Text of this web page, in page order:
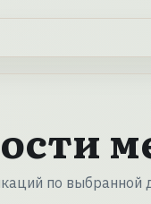
по выбранной